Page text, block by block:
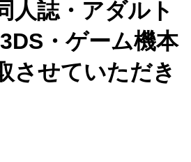
人誌・アダルト
・ゲーム機本
させていただき